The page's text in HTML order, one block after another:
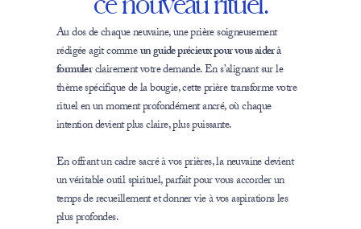
Au dos de chaque neuvaine, une prière soigneusement
rédigée agit commeun guide précieux pour vous aider à
formulerclairement votre demande. En s’alignant sur le
thème spécifique de la bougie, cette prière transforme votre
rituel en un moment profondément ancré, où chaque
intention devient plus claire, plus puissante.
En offrant un cadre sacré à vos prières, la neuvaine devient
un véritable outil spirituel, parfait pour vous accorder un
temps de recueillement et donner vie à vos aspirations les
plus profondes.